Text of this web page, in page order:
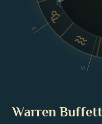
II
III
Warren Buffett